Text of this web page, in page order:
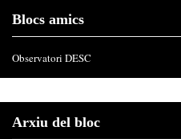
Blocs amics
Observatori DESC
Arxiu del bloc